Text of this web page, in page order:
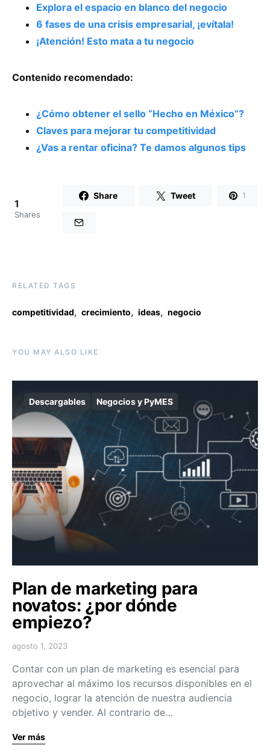
Explora el espacio en blanco del negocio
6 fases de una crisis empresarial, ¡evítala!
¡Atención! Esto mata a tu negocio
Contenido recomendado:
¿Cómo obtener el sello “Hecho en México”?
Claves para mejorar tu competitividad
¿Vas a rentar oficina? Te damos algunos tips
1
Shares
Share Tweet 1
RELATED TAGS
competitividad, crecimiento, ideas, negocio
YOU MAY ALSO LIKE
Descargables Negocios y PyMES
Plan de marketing para
novatos: ¿por dónde
empiezo?
agosto 1, 2023
Contar con un plan de marketing es esencial para
aprovechar al máximo los recursos disponibles en el
negocio, lograr la atención de nuestra audiencia
objetivo y vender. Al contrario de…
Ver más